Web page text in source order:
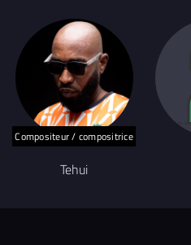
Compositeur / compositrice
Tehui